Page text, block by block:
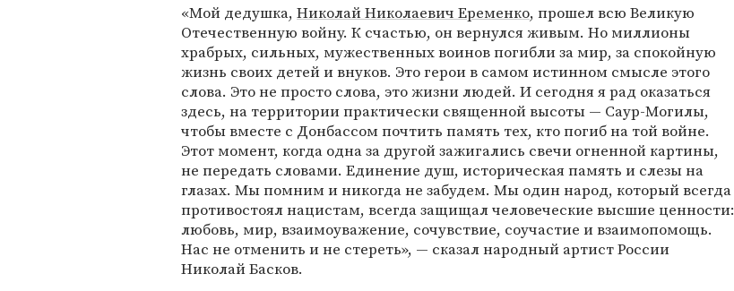
«Мой дедушка, Николай Николаевич Еременко, прошел всю Великую
Отечественную войну. К счастью, он вернулся живым. Но миллионы
храбрых, сильных, мужественных воинов погибли за мир, за спокойную
жизнь своих детей и внуков. Это герои в самом истинном смысле этого
слова. Это не просто слова, это жизни людей. И сегодня я рад оказаться
здесь, на территории практически священной высоты — Саур-Могилы,
чтобы вместе с Донбассом почтить память тех, кто погиб на той войне.
Этот момент, когда одна за другой зажигались свечи огненной картины,
не передать словами. Единение душ, историческая память и слезы на
глазах. Мы помним и никогда не забудем. Мы один народ, который всегда
противостоял нацистам, всегда защищал человеческие высшие ценности:
любовь, мир, взаимоуважение, сочувствие, соучастие и взаимопомощь.
Нас не отменить и не стереть», — сказал народный артист России
Николай Басков.